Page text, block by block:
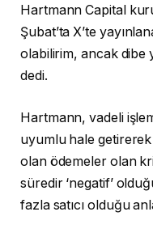
Hartmann Capital
Şubat’ta X’te
olabilirim, ancak dibe
dedi.
Hartmann, vadeli
uyumlu hale getirerek
olan ödemeler olan
süredir ‘negatif’
fazla satıcı olduğu